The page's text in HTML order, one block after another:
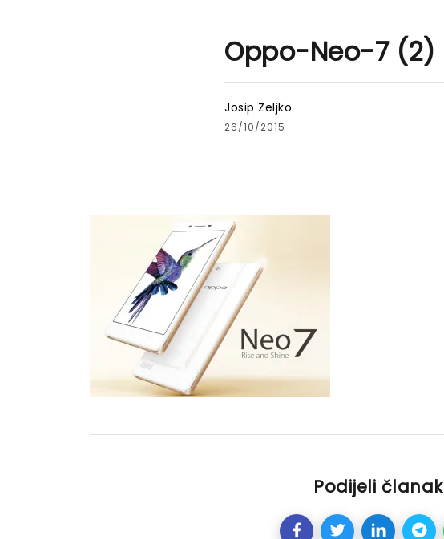
Oppo-Neo-7 (2)
Josip Zeljko
26/10/2015
Podijeli članak